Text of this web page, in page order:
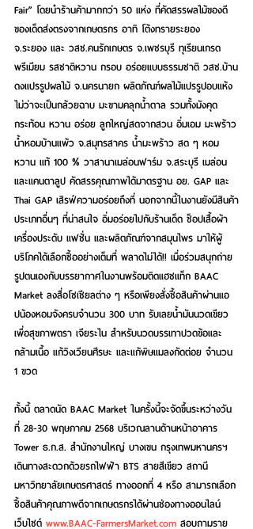
Fair” โดยนำร้านค้ามากกว่า 50 แห่ง ที่คัดสรรผลไม้ของดี
ของเด็ดส่งตรงจากเกษตรกร อาทิ โต้งทรายระยอง
จ.ระยอง และ วสช.คนรักเกษตร จ.เพชรบุรี ทุเรียนเกรด
พรีเมียม รสชาติหวาน กรอบ อร่อยแบบธรรมชาติ วสช.บ้าน
ดงแปรรูปผลไม้ จ.นครนายก ผลิตภัณฑ์ผลไม้แปรรูปอบแห้ง
ไม่ว่าจะเป็นกล้วยฉาบ มะขามคลุกน้ำตาล รวมทั้งมังคุด
กระท้อน หวาน อร่อย ลูกใหญ่สดจากสวน อิ่มเอม มะพร้าว
น้ำหอมบ้านแพ้ว จ.สมุทรสาคร น้ำมะพร้าว สด ๆ หอม
หวาน แท้ 100 % วาสานาเมล่อนฟาร์ม จ.สระบุรี เมล่อน
และแคนตาลูป คัดสรรคุณภาพได้มาตรฐาน อย. GAP และ
Thai GAP เสิรฟ์ความอร่อยถึงที่ นอกจากนี้ในงานยังมีสินค้า
ประเภทอื่นๆ ที่น่าสนใจ อิ่มอร่อยไปกับร้านเด็ด ช็อปเสื้อผ้า
เครื่องประดับ แฟชั่น และผลิตภัณฑ์จากสมุนไพร มาให้ผู้
บริโภคได้เลือกซื้ออย่างเต็มที่ พลาดไม่ได้!! เมื่อร่วมสนุกถ่าย
รูปตนเองกับบรรยากาศในงานพร้อมติดแฮชแท็ก BAAC
Market ลงสื่อโซเชียลต่าง ๆ หรือเพียงสั่งซื้อสินค้าผ่านแอ
ปน้องหอมจังครบจำนวน 300 บาท รับเลยน้ำมันนวดเขียว
เพื่อสุขภาพตรา เจียระไน สำหรับนวดบรรเทาปวดข้อและ
กล้ามเนื้อ แก้วิงเวียนศีรษะ และแก้พิษแมลงกัดต่อย จำนวน
1 ขวด
ทั้งนี้ ตลาดนัด BAAC Market ในครั้งนี้จะจัดขึ้นระหว่างวัน
ที่ 28-30 พฤษภาคม 2568 บริเวณลานด้านหน้าอาคาร
Tower ธ.ก.ส. สำนักงานใหญ่ บางเขน กรุงเทพมหานครฯ
เดินทางสะดวกด้วยรถไฟฟ้า BTS สายสีเขียว สถานี
มหาวิทยาลัยเกษตรศาสตร์ ทางออกที่ 4 หรือ สามารถเลือก
ซื้อสินค้าคุณภาพดีจากเกษตรกรได้ผ่านช่องทางออนไลน์
เว็บไซต์ www.BAAC-FarmersMarket.com สอบถามราย